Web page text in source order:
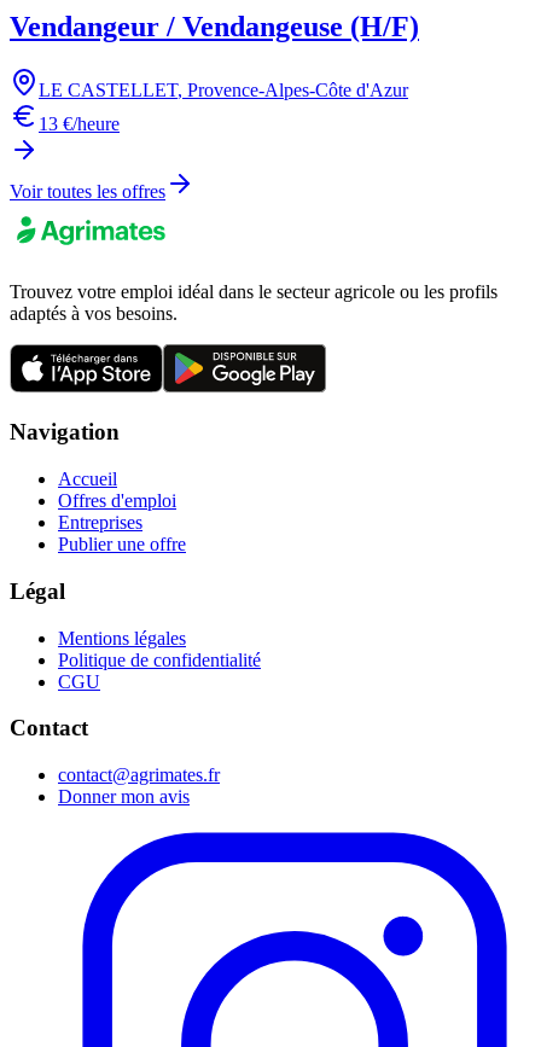
Vendangeur / Vendangeuse (H/F)
LE CASTELLET, Provence-Alpes-Côte d'Azur
13 €/heure
Voir toutes les offres
Trouvez votre emploi idéal dans le secteur agricole ou les profils
adaptés à vos besoins.
Navigation
Accueil
Offres d'emploi
Entreprises
Publier une offre
Légal
Mentions légales
Politique de confidentialité
CGU
Contact
contact@agrimates.fr
Donner mon avis